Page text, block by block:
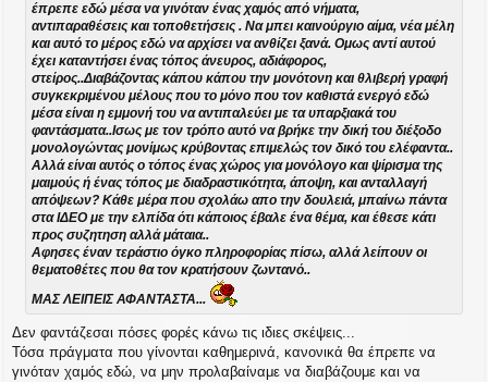
έπρεπε εδώ μέσα να γινόταν ένας χαμός από νήματα,
αντιπαραθέσεις και τοποθετήσεις . Να μπει καινούργιο αίμα, νέα μέλη
και αυτό το μέρος εδώ να αρχίσει να ανθίζει ξανά. Ομως αντί αυτού
έχει καταντήσει ένας τόπος άνευρος, αδιάφορος,
στείρος..Διαβάζοντας κάπου κάπου την μονότονη και θλιβερή γραφή
συγκεκριμένου μέλους που το μόνο που τον καθιστά ενεργό εδώ
μέσα είναι η εμμονή του να αντιπαλεύει με τα υπαρξιακά του
φαντάσματα..Ισως με τον τρόπο αυτό να βρήκε την δική του διέξοδο
μονολογώντας μονίμως κρύβοντας επιμελώς τον δικό του ελέφαντα..
Αλλά είναι αυτός ο τόπος ένας χώρος για μονόλογο και ψίρισμα της
μαιμούς ή ένας τόπος με διαδραστικότητα, άποψη, και ανταλλαγή
απόψεων? Κάθε μέρα που σχολάω απο την δουλειά, μπαίνω πάντα
στα ΙΔΕΟ με την ελπίδα ότι κάποιος έβαλε ένα θέμα, και έθεσε κάτι
προς συζητηση αλλά μάταια..
Αφησες έναν τεράστιο όγκο πληροφορίας πίσω, αλλά λείπουν οι
θεματοθέτες που θα τον κρατήσουν ζωντανό..
ΜΑΣ ΛΕΙΠΕΙΣ ΑΦΑΝΤΑΣΤΑ...
Δεν φαντάζεσαι πόσες φορές κάνω τις ιδιες σκέψεις...
Τόσα πράγματα που γίνονται καθημερινά, κανονικά θα έπρεπε να
γινόταν χαμός εδώ, να μην προλαβαίναμε να διαβάζουμε και να